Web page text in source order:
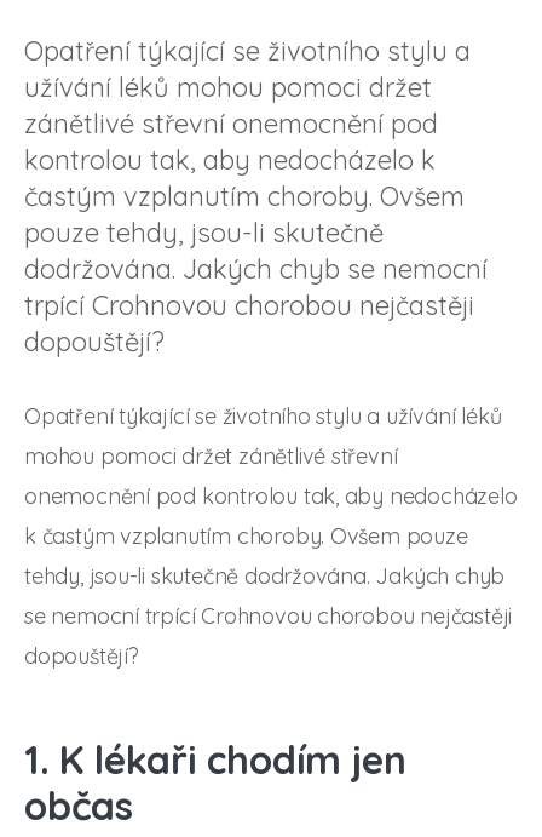
Opatření týkající se životního stylu a
užívání léků mohou pomoci držet
zánětlivé střevní onemocnění pod
kontrolou tak, aby nedocházelo k
častým vzplanutím choroby. Ovšem
pouze tehdy, jsou-li skutečně
dodržována. Jakých chyb se nemocní
trpící Crohnovou chorobou nejčastěji
dopouštějí?
Opatření týkající se životního stylu a užívání léků
mohou pomoci držet zánětlivé střevní
onemocnění pod kontrolou tak, aby nedocházelo
k častým vzplanutím choroby. Ovšem pouze
tehdy, jsou-li skutečně dodržována. Jakých chyb
se nemocní trpící Crohnovou chorobou nejčastěji
dopouštějí?
1. K lékaři chodím jen
občas